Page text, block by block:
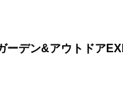
ーデン&アウトドア